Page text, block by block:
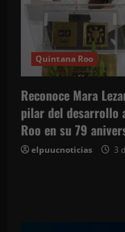
Quintana Roo
Reconoce Mara
pilar del desarrollo
Roo en su 79
elpuucnoticias 3